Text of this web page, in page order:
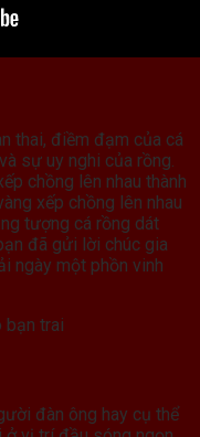
thai, điềm đạm của cá
sự uy nghi của rồng.
chồng lên nhau thành
xếp chồng lên nhau
tượng cá rồng dát
đã gửi lời chúc gia
ngày một phồn vinh
đàn ông hay cụ thể